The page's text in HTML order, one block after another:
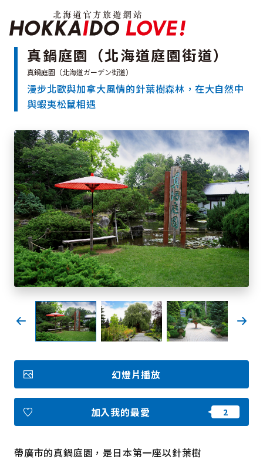
特輯
觀光景點
溫泉
推薦行程
區域指南
美食
預約
交通指南
北海道簡介
依旅遊主題搜尋
下雨也能盡興
七個國立公園
邂逅絕景
基礎知識
我的最愛
Face
book
Insta
gram
YouT
ube
Insta
gram
Face
book
照片集
影片
觀光手冊
使用條款
隱私權政策摘要
Cookie 政策
真鍋庭園（北海道庭園街道）
漫步北歐與加拿大風情的針葉樹森林，在大自然中
與蝦夷松鼠相遇
帶廣市的真鍋庭園，是日本第一座以針葉樹
幻燈片播放
加入我的最愛